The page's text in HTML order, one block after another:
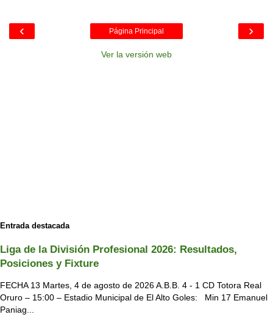
‹ ›
Página Principal
Ver la versión web
Entrada destacada
Liga de la División Profesional 2026: Resultados,
Posiciones y Fixture
FECHA 13 Martes, 4 de agosto de 2026 A.B.B. 4 - 1 CD Totora Real
Oruro – 15:00 – Estadio Municipal de El Alto Goles: Min 17 Emanuel
Paniag...